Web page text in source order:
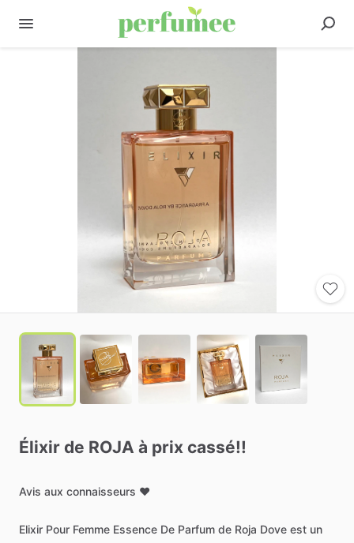
Élixir de ROJA à prix cassé!!
Avis aux connaisseurs ❤️
Elixir Pour Femme Essence De Parfum de Roja Dove est un